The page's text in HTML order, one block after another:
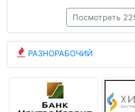
Посмотреть
РАЗНОРАБОЧИЙ